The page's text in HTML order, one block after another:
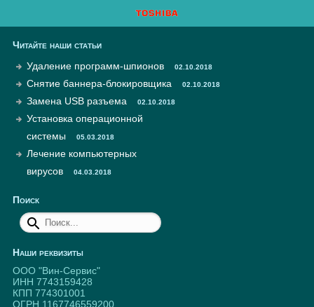
Читайте наши статьи
Удаление программ-шпионов
02.10.2018
Снятие баннера-блокировщика 02.10.2018
Замена USB разъема 02.10.2018
Установка операционной
системы
05.03.2018
Лечение компьютерных
вирусов
04.03.2018
Поиск
Наши реквизиты
ООО "Вин-Сервис"
ИНН 7743159428
КПП 774301001
ОГРН 1167746559200